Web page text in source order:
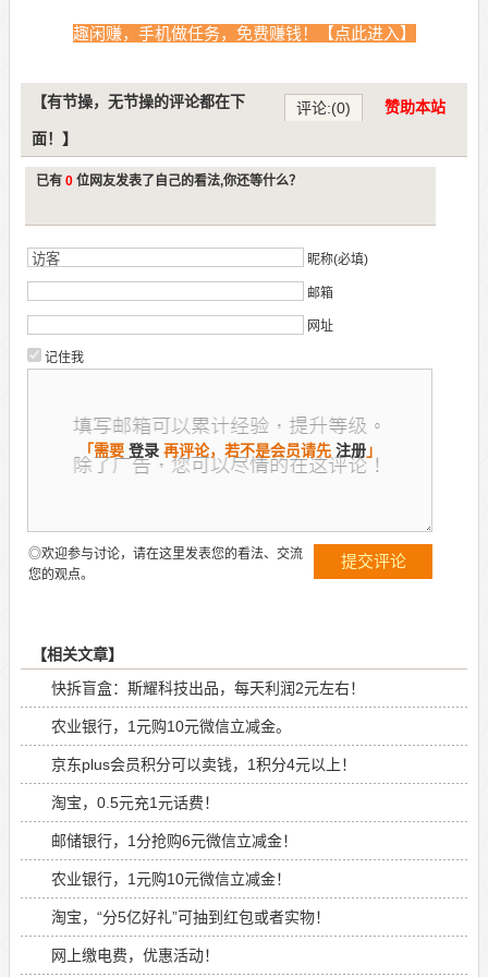
趣闲赚，手机做任务，免费赚钱！【点此进入】
评论:(0) 赞助本站
【有节操，无节操的评论都在下
面！】
已有0 位网友发表了自己的看法,你还等什么？
昵称(必填)
邮箱
网址
记住我
◎欢迎参与讨论，请在这里发表您的看法、交流
您的观点。
【相关文章】
快拆盲盒：斯耀科技出品，每天利润2元左右！
农业银行，1元购10元微信立减金。
京东plus会员积分可以卖钱，1积分4元以上！
淘宝，0.5元充1元话费！
邮储银行，1分抢购6元微信立减金！
农业银行，1元购10元微信立减金！
淘宝，“分5亿好礼”可抽到红包或者实物！
网上缴电费，优惠活动！
「需要 登录 再评论，若不是会员请先 注册」